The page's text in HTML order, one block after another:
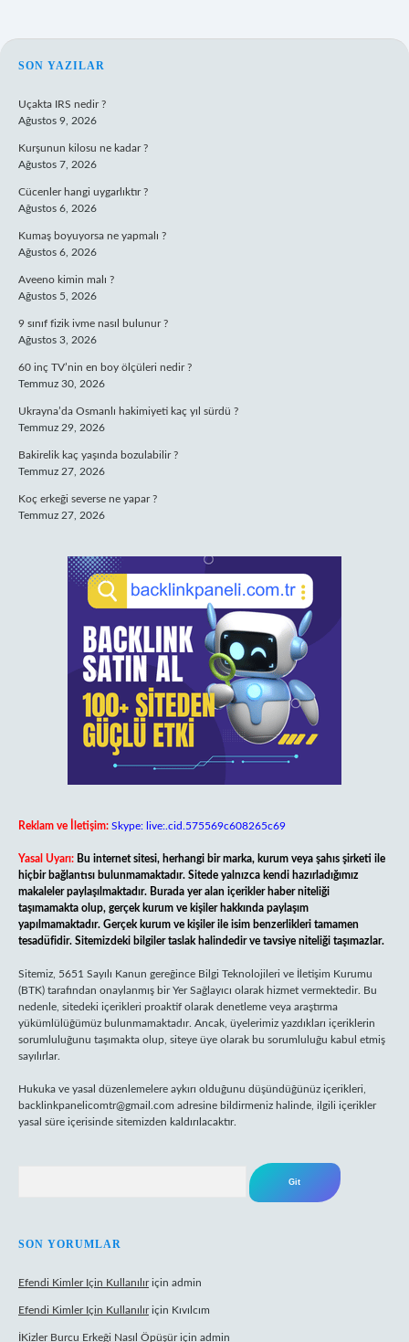
SIDEBAR
SON YAZILAR
Uçakta IRS nedir ?
Ağustos 9, 2026
Kurşunun kilosu ne kadar ?
Ağustos 7, 2026
Cücenler hangi uygarlıktır ?
Ağustos 6, 2026
Kumaş boyuyorsa ne yapmalı ?
Ağustos 6, 2026
Aveeno kimin malı ?
Ağustos 5, 2026
9 sınıf fizik ivme nasıl bulunur ?
Ağustos 3, 2026
60 inç TV’nin en boy ölçüleri nedir ?
Temmuz 30, 2026
Ukrayna’da Osmanlı hakimiyeti kaç yıl sürdü ?
Temmuz 29, 2026
Bakirelik kaç yaşında bozulabilir ?
Temmuz 27, 2026
Koç erkeği severse ne yapar ?
Temmuz 27, 2026
Reklam ve İletişim: Skype: live:.cid.575569c608265c69
Yasal Uyarı: Bu internet sitesi, herhangi bir marka, kurum veya şahıs şirketi ile
hiçbir bağlantısı bulunmamaktadır. Sitede yalnızca kendi hazırladığımız
makaleler paylaşılmaktadır. Burada yer alan içerikler haber niteliği
taşımamakta olup, gerçek kurum ve kişiler hakkında paylaşım
yapılmamaktadır. Gerçek kurum ve kişiler ile isim benzerlikleri tamamen
tesadüfidir. Sitemizdeki bilgiler taslak halindedir ve tavsiye niteliği taşımazlar.
Sitemiz, 5651 Sayılı Kanun gereğince Bilgi Teknolojileri ve İletişim Kurumu
(BTK) tarafından onaylanmış bir Yer Sağlayıcı olarak hizmet vermektedir. Bu
nedenle, sitedeki içerikleri proaktif olarak denetleme veya araştırma
yükümlülüğümüz bulunmamaktadır. Ancak, üyelerimiz yazdıkları içeriklerin
sorumluluğunu taşımakta olup, siteye üye olarak bu sorumluluğu kabul etmiş
sayılırlar.
Hukuka ve yasal düzenlemelere aykırı olduğunu düşündüğünüz içerikleri,
backlinkpanelicomtr@gmail.com adresine bildirmeniz halinde, ilgili içerikler
yasal süre içerisinde sitemizden kaldırılacaktır.
SON YORUMLAR
Efendi Kimler Için Kullanılıriçin admin
Efendi Kimler Için Kullanılıriçin Kıvılcım
İKizler Burcu Erkeği Nasıl Öpüşüriçin admin